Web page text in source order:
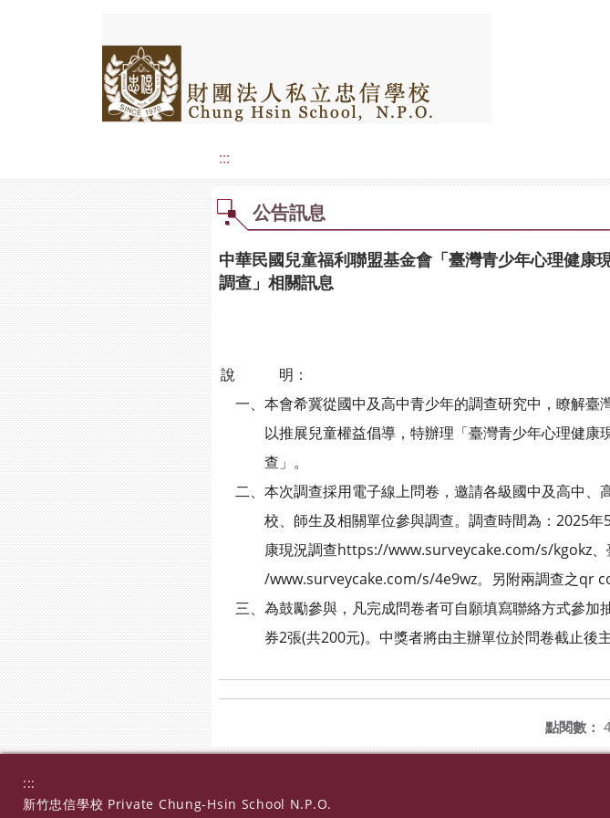
:::
公告訊息
中華民國兒童福利聯盟基金會「臺灣青少年心理健
調查」相關訊息
說 明：
一、本會希冀從國中及高中青少年的調查研究中，瞭解臺
以推展兒童權益倡導，特辦理「臺灣青少年心理健康現
查」。
二、本次調查採用電子線上問卷，邀請各級國中及高中、
校、師生及相關單位參與調查。調查時間為：2025年5
康現況調查https://www.surveycake.com/s/kgokz、
/www.surveycake.com/s/4e9wz。另附兩調查之qr
三、為鼓勵參與，凡完成問卷者可自願填寫聯絡方式參
券2張(共200元)。中獎者將由主辦單位於問卷截止後主
點閱數：
:::
新竹忠信學校 Private Chung-Hsin School N.P.O.